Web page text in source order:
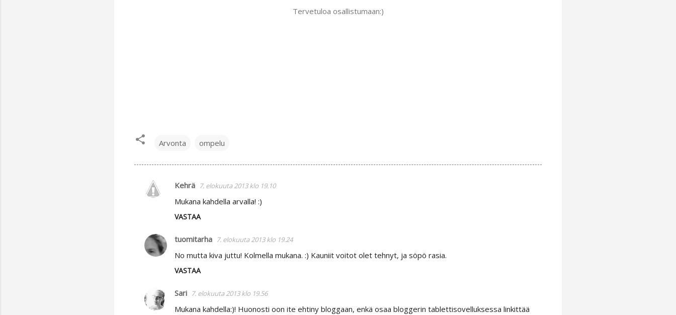
Tervetuloa osallistumaan:)
Arvonta ompelu
K
m
e
t
Kehrä 7. elokuuta 2013 klo 19.10
Mukana kahdella arvalla! :)
VASTAA
tuomitarha 7. elokuuta 2013 klo 19.24
No mutta kiva juttu! Kolmella mukana. :) Kauniit voitot olet tehnyt, ja söpö rasia.
VASTAA
Sari 7. elokuuta 2013 klo 19.56
Mukana kahdella:)! Huonosti oon ite ehtiny bloggaan, enkä osaa bloggerin tablettisovelluksessa linkittää